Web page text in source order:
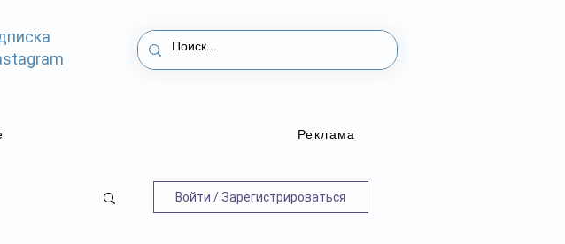
Реклама
Войти / Зарегистрироваться